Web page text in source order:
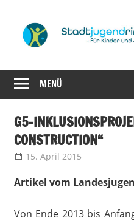
springen
Kinder
und
in
Sankt
Augustin
MENÜ
G5-
CONSTRUCTION“
15. April 2015
Artikel vom
Von Ende 2013 bis